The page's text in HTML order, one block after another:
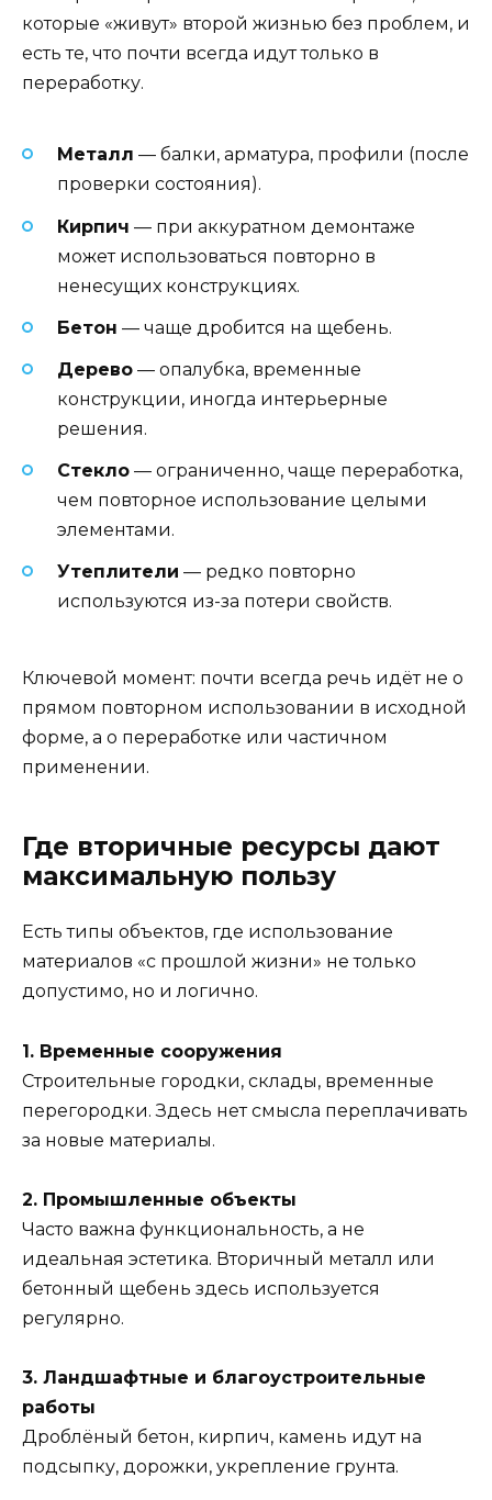
которые «живут» второй жизнью без проблем, и
есть те, что почти всегда идут только в
переработку.
Металл — балки, арматура, профили (после
проверки состояния).
Кирпич — при аккуратном демонтаже
может использоваться повторно в
ненесущих конструкциях.
Бетон — чаще дробится на щебень.
Дерево — опалубка, временные
конструкции, иногда интерьерные
решения.
Стекло — ограниченно, чаще переработка,
чем повторное использование целыми
элементами.
Утеплители — редко повторно
используются из-за потери свойств.
Ключевой момент: почти всегда речь идёт не о
прямом повторном использовании в исходной
форме, а о переработке или частичном
применении.
Где вторичные ресурсы дают
максимальную пользу
Есть типы объектов, где использование
материалов «с прошлой жизни» не только
допустимо, но и логично.
1. Временные сооружения
Строительные городки, склады, временные
перегородки. Здесь нет смысла переплачивать
за новые материалы.
2. Промышленные объекты
Часто важна функциональность, а не
идеальная эстетика. Вторичный металл или
бетонный щебень здесь используется
регулярно.
3. Ландшафтные и благоустроительные
работы
Дроблёный бетон, кирпич, камень идут на
подсыпку, дорожки, укрепление грунта.